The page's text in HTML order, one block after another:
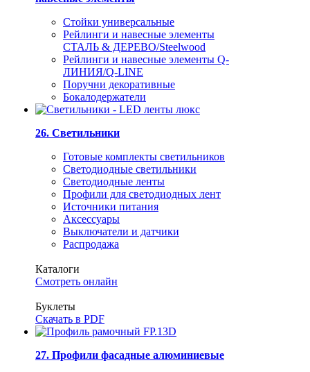
Стойки универсальные
Рейлинги и навесные элементы
СТАЛЬ & ДЕРЕВО/Steelwood
Рейлинги и навесные элементы Q-
ЛИНИЯ/Q-LINE
Поручни декоративные
Бокалодержатели
26. Светильники
Готовые комплекты светильников
Светодиодные светильники
Светодиодные ленты
Профили для светодиодных лент
Источники питания
Аксессуары
Выключатели и датчики
Распродажа
Каталоги
Смотреть онлайн
Буклеты
Скачать в PDF
27. Профили фасадные алюминиевые